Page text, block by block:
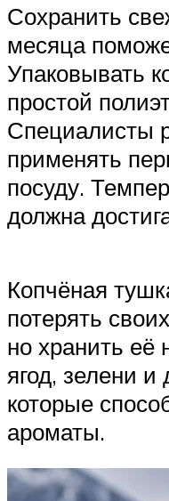
Сохранить
месяца
Упаковывать
простой
Специалисты
применять
посуду.
должна
Копчёная
потерять
но хранить её
ягод, зелени и
которые
ароматы.